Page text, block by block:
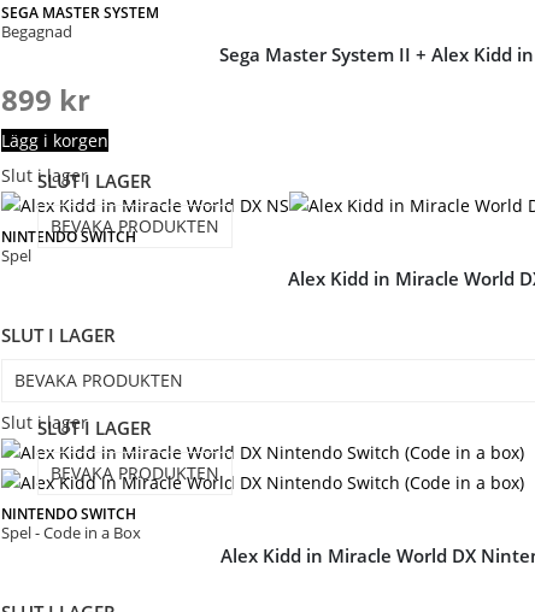
SEGA MASTER SYSTEM
Begagnad
Sega Master System II + Alex Kidd
899 kr
Lägg i korgen
Slut i lager
NINTENDO SWITCH
Spel
SLUT I LAGER
BEVAKA PRODUKTEN
Alex Kidd in Miracle World
SLUT I LAGER
BEVAKA PRODUKTEN
Slut i lager
NINTENDO SWITCH
Spel - Code in a Box
SLUT I LAGER
BEVAKA PRODUKTEN
Alex Kidd in Miracle World DX